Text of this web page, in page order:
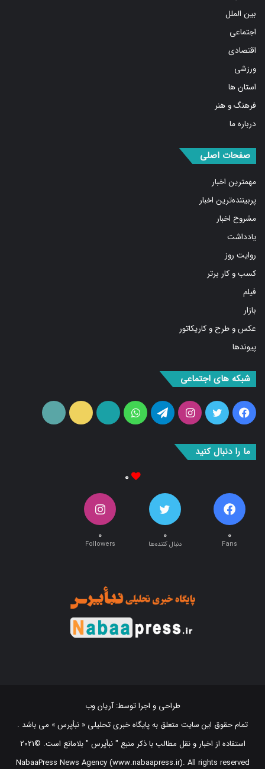
بین الملل
اجتماعی
اقتصادی
ورزشی
استان ها
فرهنگ و هنر
درباره ما
صفحات اصلی
مهمترین اخبار
پربیننده‌ترین اخبار
مشروح اخبار
یادداشت
روایت روز
کسب و کار برتر
فیلم
بازار
عکس و طرح و کاریکاتور
پیوندها
شبکه های اجتماعی
فیس
توییتر اینستاگرامتلگرام واتس
آپارات ایتا
ما را دنبال کنید
۰
۰
Fans
۰
دنبال کننده‌ها
۰
Followers
طراحی و اجرا توسط:آریان وب
تمام حقوق این سایت متعلق به پایگاه خبری تحلیلی « نبأپرس » می باشد .
استفاده از اخبار و نقل مطالب با ذکر منبع "‌ نبأپرس " بلامانع است. ©2021
NabaaPress News Agency (www.nabaapress.ir). All rights reserved